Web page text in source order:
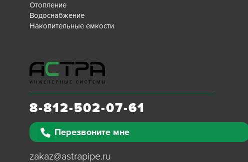
8-812-502-07-61
Перезвоните мне
zakaz@astrapipe.ru
Отопление
Водоснабжение
Накопительные емкости